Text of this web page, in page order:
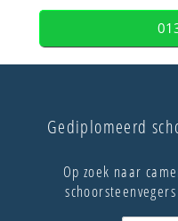
Gediplomeerd
Op zoek naar